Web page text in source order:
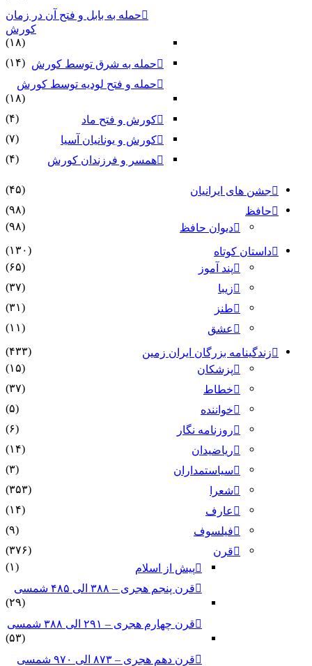
حمله به بابل و فتح آن در زمان
کورش
(۱۸)
حمله به شرق توسط کورش (۱۴)
حمله و فتح لودیه توسط کورش
(۱۸)
کورش و فتح ماد
(۴)
کورش و یونانیان آسیا
(۷)
همسر و فرزندان کورش
(۴)
جشن های ایرانیان
(۴۵)
حافظ
(۹۸)
دیوان حافظ
(۹۸)
داستان کوتاه
(۱۳۰)
پند آموز
(۶۵)
زیبا
(۳۷)
طنز
(۳۱)
عشق
(۱۱)
زندگینامه بزرگان ایران زمین
(۴۳۳)
پزشکان
(۱۵)
خطاط
(۳۷)
خواننده
(۵)
روزنامه نگار
(۶)
ریاضیدان
(۱۴)
سیاستمداران
(۳)
شعرا
(۳۵۳)
عارف
(۱۴)
فیلسوف
(۹)
قرن
(۳۷۶)
پیش از اسلام
(۱)
قرن پنجم هجری – ۳۸۸ الی ۴۸۵ شمسی
(۲۹)
قرن چهارم هجری – ۲۹۱ الی ۳۸۸ شمسی
(۵۳)
قرن دهم هجری – ۸۷۳ الی ۹۷۰ شمسی